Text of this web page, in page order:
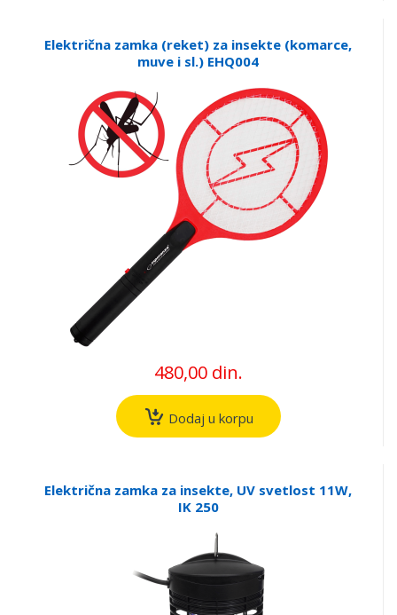
Električna zamka (reket) za insekte (komarce,
muve i sl.) EHQ004
480,00 din.
Dodaj u korpu
Električna zamka za insekte, UV svetlost 11W,
IK 250